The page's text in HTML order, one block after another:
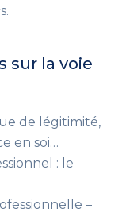
sur la voie
de légitimité,
en soi…
: le
–